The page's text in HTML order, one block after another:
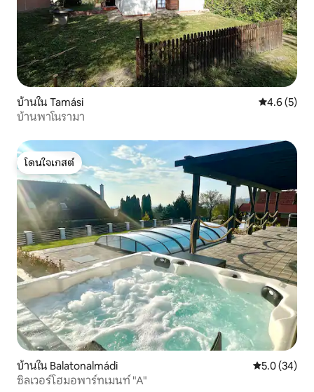
บ้านใน Tamási คะแนนเฉลี่
4.6 (5)
บ้านพาโนรามา
โดนใจเกสต์
โดนใจเกสต์
บ้านใน Balatonalmádi คะแนนเฉลี่ย
5.0 (34)
ซิลเวอร์โฮมอพาร์ทเมนท์ "A"